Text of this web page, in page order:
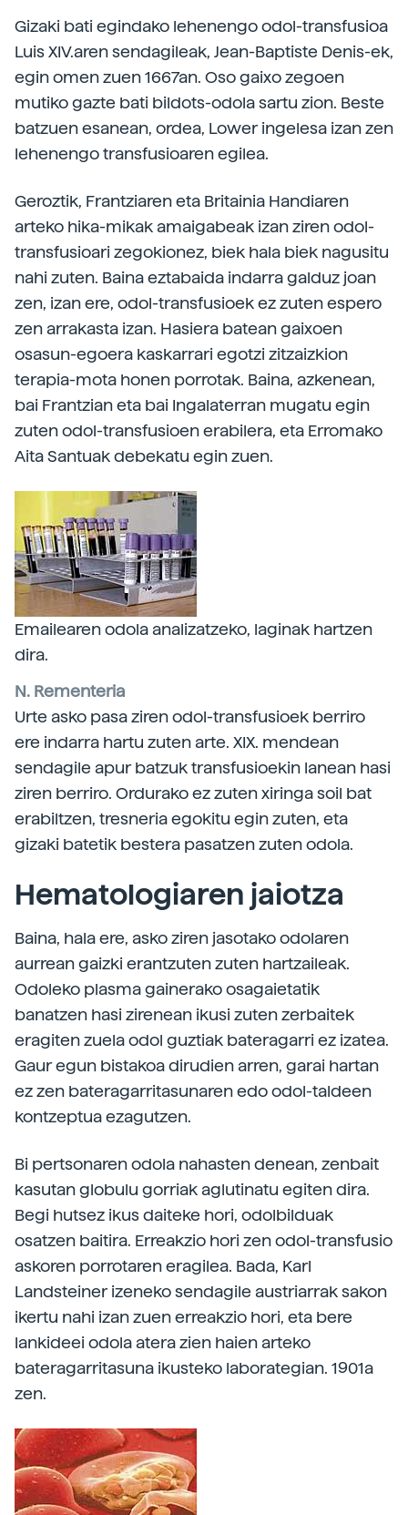
Gizaki bati egindako lehenengo odol-transfusioa
Luis XIV.aren sendagileak, Jean-Baptiste Denis-ek,
egin omen zuen 1667an. Oso gaixo zegoen
mutiko gazte bati bildots-odola sartu zion. Beste
batzuen esanean, ordea, Lower ingelesa izan zen
lehenengo transfusioaren egilea.
Geroztik, Frantziaren eta Britainia Handiaren
arteko hika-mikak amaigabeak izan ziren odol-
transfusioari zegokionez, biek hala biek nagusitu
nahi zuten. Baina eztabaida indarra galduz joan
zen, izan ere, odol-transfusioek ez zuten espero
zen arrakasta izan. Hasiera batean gaixoen
osasun-egoera kaskarrari egotzi zitzaizkion
terapia-mota honen porrotak. Baina, azkenean,
bai Frantzian eta bai Ingalaterran mugatu egin
zuten odol-transfusioen erabilera, eta Erromako
Aita Santuak debekatu egin zuen.
Emailearen odola analizatzeko, laginak hartzen
dira.
N. Rementeria
Urte asko pasa ziren odol-transfusioek berriro
ere indarra hartu zuten arte. XIX. mendean
sendagile apur batzuk transfusioekin lanean hasi
ziren berriro. Ordurako ez zuten xiringa soil bat
erabiltzen, tresneria egokitu egin zuten, eta
gizaki batetik bestera pasatzen zuten odola.
Hematologiaren jaiotza
Baina, hala ere, asko ziren jasotako odolaren
aurrean gaizki erantzuten zuten hartzaileak.
Odoleko plasma gainerako osagaietatik
banatzen hasi zirenean ikusi zuten zerbaitek
eragiten zuela odol guztiak bateragarri ez izatea.
Gaur egun bistakoa dirudien arren, garai hartan
ez zen bateragarritasunaren edo odol-taldeen
kontzeptua ezagutzen.
Bi pertsonaren odola nahasten denean, zenbait
kasutan globulu gorriak aglutinatu egiten dira.
Begi hutsez ikus daiteke hori, odolbilduak
osatzen baitira. Erreakzio hori zen odol-transfusio
askoren porrotaren eragilea. Bada, Karl
Landsteiner izeneko sendagile austriarrak sakon
ikertu nahi izan zuen erreakzio hori, eta bere
lankideei odola atera zien haien arteko
bateragarritasuna ikusteko laborategian. 1901a
zen.